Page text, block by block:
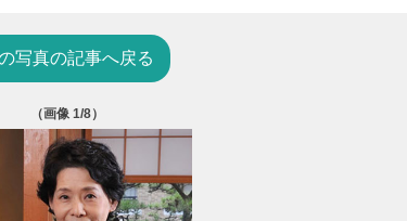
写真の記事へ戻る
（画像1/8）